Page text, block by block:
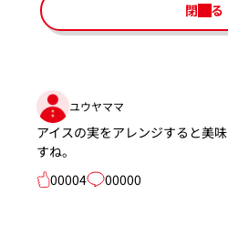
閉じる
ユウヤママ
アイスの実をアレンジすると美
すね。
00004
00000